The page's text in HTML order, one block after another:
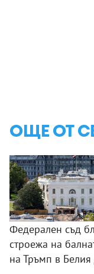
ОЩЕ ОТ
Федерален съд
строежа на
на Тръмп в